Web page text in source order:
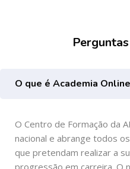
Ignorar [Cocoon] FAQs
O que é Academia
O Centro de Formação da
nacional e abrange todos
que pretendam realizar a
progressão em carreira. O